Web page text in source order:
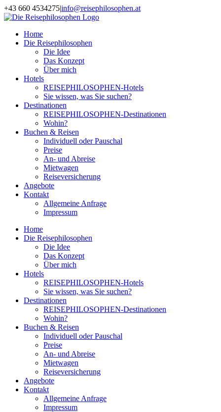
Zum
Inhalt
+43 660 4534275|info@reisephilosophen.at
Facebook
Instagram
LinkedIn
Pinterest
Home
Die Reisephilosophen
Die Idee
Das Konzept
Über mich
Hotels
REISEPHILOSOPHEN-Hotels
Sie wissen, was Sie suchen?
Destinationen
REISEPHILOSOPHEN-Destinationen
Wohin?
Buchen & Reisen
Individuell oder Pauschal
Preise
An- und Abreise
Mietwagen
Reiseversicherung
Angebote
Kontakt
Allgemeine Anfrage
Impressum
Home
Die Reisephilosophen
Die Idee
Das Konzept
Über mich
Hotels
REISEPHILOSOPHEN-Hotels
Sie wissen, was Sie suchen?
Destinationen
REISEPHILOSOPHEN-Destinationen
Wohin?
Buchen & Reisen
Individuell oder Pauschal
Preise
An- und Abreise
Mietwagen
Reiseversicherung
Angebote
Kontakt
Allgemeine Anfrage
Impressum